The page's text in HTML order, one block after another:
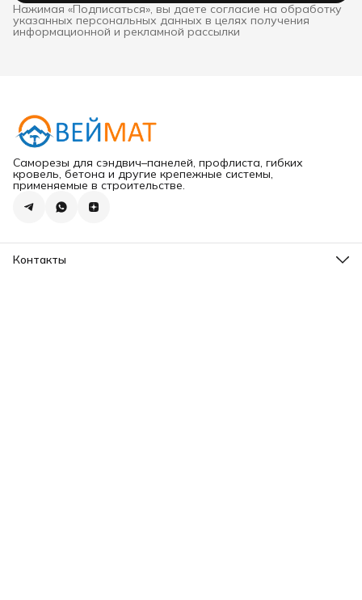
Нажимая «Подписаться», вы даете согласие на обработку
указанных персональных данных в целях получения
информационной и рекламной рассылки
Саморезы для сэндвич–панелей, профлиста, гибких
кровель, бетона и другие крепежные системы,
применяемые в строительстве.
Контакты